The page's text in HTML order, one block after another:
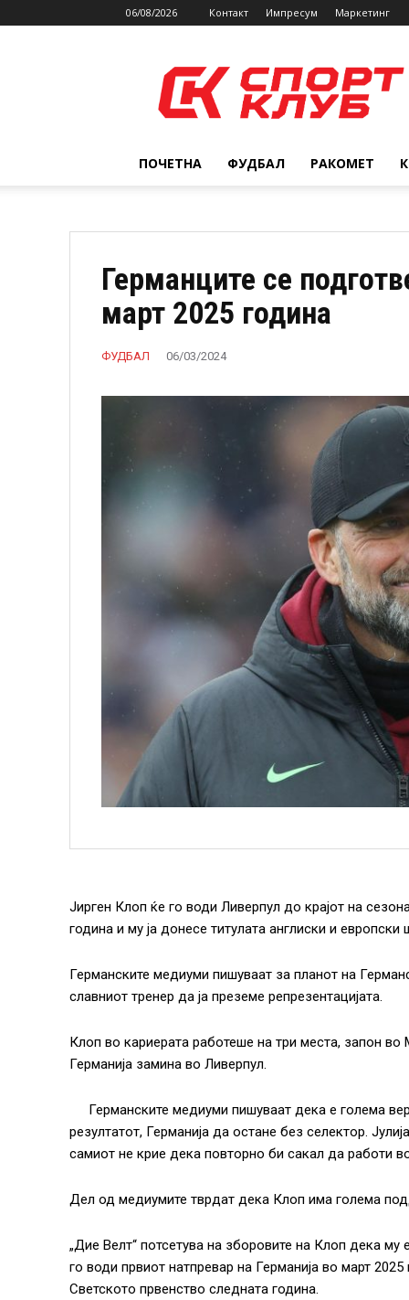
06/08/2026 Контакт Импресум Маркетинг
ПОЧЕТНА ФУДБАЛ РАКОМЕТ
Германците се
март 2025 година
ФУДБАЛ 06/03/2024
Јирген Клоп ќе го води Ливерпул до крајот на
година и му ја донесе титулата англиски и европски
Германските медиуми пишуваат за планот на
славниот тренер да ја преземе репрезентацијата.
Клоп во кариерата работеше на три места, запон
Германија замина во Ливерпул.
Германските медиуми пишуваат дека е голема
резултатот, Германија да остане без селектор.
самиот не крие дека повторно би сакал да работи
Дел од медиумите тврдат дека Клоп има голема
„Дие Велт“ потсетува на зборовите на Клоп дека
го води првиот натпревар на Германија во март
Светското првенство следната година.